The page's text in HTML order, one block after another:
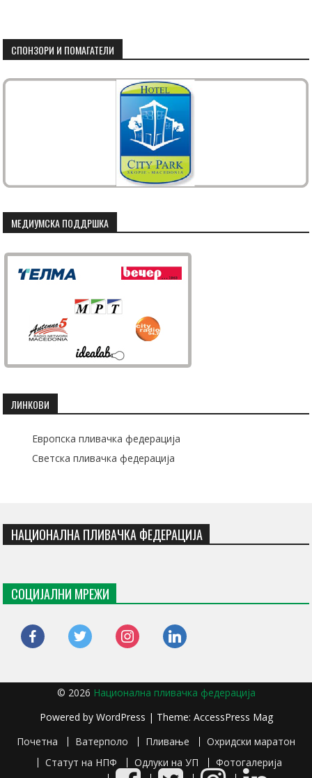
СПОНЗОРИ И ПОМАГАТЕЛИ
МЕДИУМСКА ПОДДРШКА
ЛИНКОВИ
Европска пливачка федерација
Светска пливачка федерација
НАЦИОНАЛНА ПЛИВАЧКА ФЕДЕРАЦИЈА
СОЦИЈАЛНИ МРЕЖИ
facebook twitter instagram linkedin
© 2026 Национална пливачка федерација
Powered by WordPress | Theme: AccessPress Mag
Почетна
Ватерполо Пливање
Охридски маратон
Статут на НПФ
Одлуки на УП
Фотогалерија